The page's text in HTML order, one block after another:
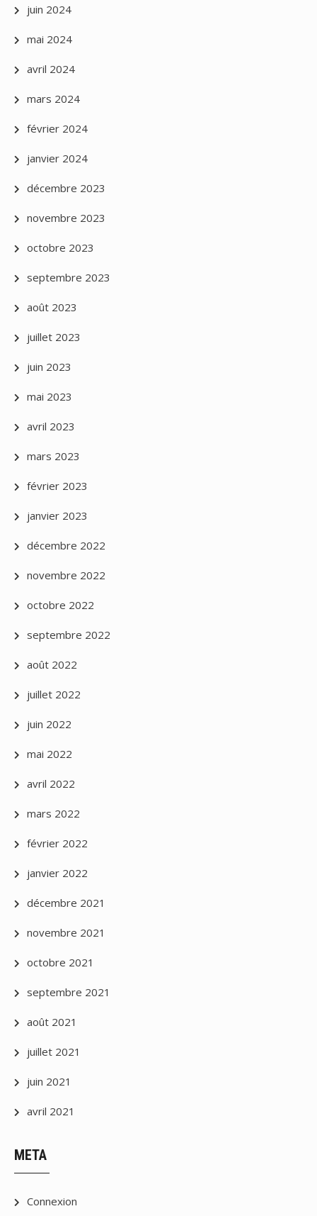
juin 2024
mai 2024
avril 2024
mars 2024
février 2024
janvier 2024
décembre 2023
novembre 2023
octobre 2023
septembre 2023
août 2023
juillet 2023
juin 2023
mai 2023
avril 2023
mars 2023
février 2023
janvier 2023
décembre 2022
novembre 2022
octobre 2022
septembre 2022
août 2022
juillet 2022
juin 2022
mai 2022
avril 2022
mars 2022
février 2022
janvier 2022
décembre 2021
novembre 2021
octobre 2021
septembre 2021
août 2021
juillet 2021
juin 2021
avril 2021
META
Connexion